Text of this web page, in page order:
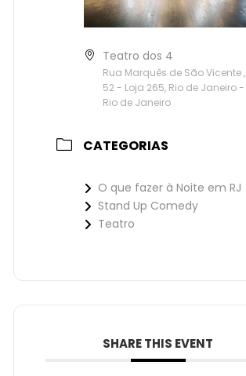
Teatro dos 4
Rua Marquês de São Vicente ,
52 - Loja 265, Rio de Janeiro -
Rio de Janeiro
CATEGORIAS
O que fazer à Noite em RJ
Stand Up Comedy
Teatro
SHARE THIS EVENT